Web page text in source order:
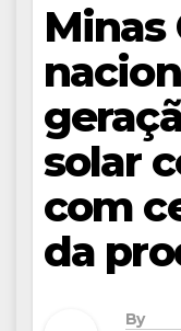
Minas
solar
com
da
By